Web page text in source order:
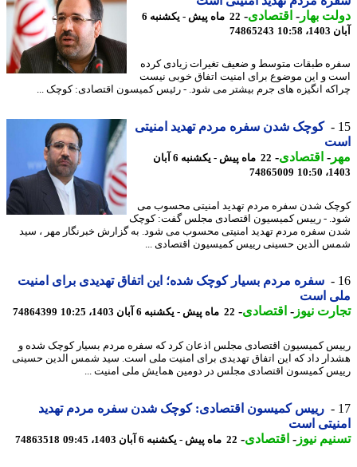
بهار -اقتصادی-
22 ماه پیش - یکشنبه 6
74865243
طبقات متوسط و ضعیف تغیرات زیادی کرده
و این موضوع برای امنیت اتفاق خوبی نیست
انگیزه های جرم بیشتر می شود. - رئیس کمیسون اقتصادی: کوچک ...
کوچک شدن سفره مردم تهدید امنیتی
-اقتصادی-
22 ماه پیش - یکشنبه 6 آبان
74865009
شدن سفره مردم تهدید امنیتی محسوب می
- رییس کمیسیون اقتصادی مجلس گفت: کوچک
سفره مردم تهدید امنیتی محسوب می شود. به گزارش خبرنگار مهر ، سید
الدین حسینی رییس کمیسیون اقتصادی ...
سفره مردم بسیار کوچک شده؛ این اتفاق تهدیدی برای امنیت
است
نیوز-اقتصادی-22 ماه پیش - یکشنبه 6 آبان 1403، 10:25 74864399
کمیسیون اقتصادی مجلس اذعان کرد که سفره مردم بسیار کوچک شده و
داد که این اتفاق تهدیدی برای امنیت ملی است. سید شمس الدین حسینی
کمیسون اقتصادی مجلس در دومین همایش ملی امنیت ...
رییس کمیسون اقتصادی: کوچک شدن سفره مردم تهدید
است
نیوز-اقتصادی-22 ماه پیش - یکشنبه 6 آبان 1403، 09:45 74863518